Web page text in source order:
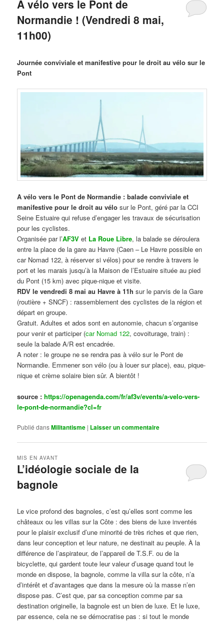
A vélo vers le Pont de
Normandie ! (Vendredi 8 mai,
11h00)
Journée conviviale et manifestive pour le droit au vélo sur le
Pont
A vélo vers le Pont de Normandie : balade conviviale et
manifestive pour le droit au vélo sur le Pont, géré par la CCI
Seine Estuaire qui refuse d’engager les travaux de sécurisation
pour les cyclistes.
Organisée par l’AF3V et La Roue Libre, la balade se déroulera
entre la place de la gare au Havre (Caen – Le Havre possible en
car Nomad 122, à réserver si vélos) pour se rendre à travers le
port et les marais jusqu’à la Maison de l’Estuaire située au pied
du Pont (15 km) avec pique-nique et visite.
RDV le vendredi 8 mai au Havre à 11h sur le parvis de la Gare
(routière + SNCF) : rassemblement des cyclistes de la région et
départ en groupe.
Gratuit. Adultes et ados sont en autonomie, chacun s’organise
pour venir et participer (car Nomad 122, covoiturage, train) :
seule la balade A/R est encadrée.
A noter : le groupe ne se rendra pas à vélo sur le Pont de
Normandie. Emmener son vélo (ou à louer sur place), eau, pique-
nique et crème solaire bien sûr. A bientôt !
source :https://openagenda.com/fr/af3v/events/a-velo-vers-
le-pont-de-normandie?cl=fr
Publié dansMilitantisme | Laisser un commentaire
L’idéologie sociale de la
bagnole
MIS EN AVANT
Le vice profond des bagnoles, c’est qu’elles sont comme les
châteaux ou les villas sur la Côte : des biens de luxe inventés
pour le plaisir exclusif d’une minorité de très riches et que rien,
dans leur conception et leur nature, ne destinait au peuple. À la
différence de l’aspirateur, de l’appareil de T.S.F. ou de la
bicyclette, qui gardent toute leur valeur d’usage quand tout le
monde en dispose, la bagnole, comme la villa sur la côte, n’a
d’intérêt et d’avantages que dans la mesure où la masse n’en
dispose pas. C’est que, par sa conception comme par sa
destination originelle, la bagnole est un bien de luxe. Et le luxe,
par essence, cela ne se démocratise pas : si tout le monde